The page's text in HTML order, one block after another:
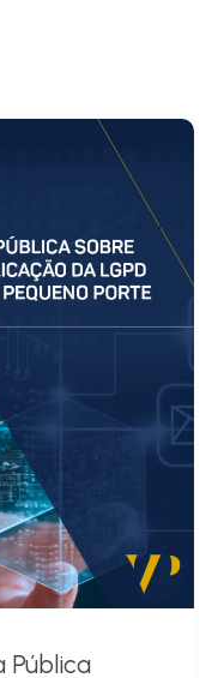
Pública